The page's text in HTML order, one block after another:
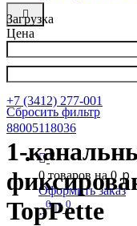
Написать в Телеграм
+7 (3412) 277-001
88005118036
0
0 товаров на0 p
Оформить заказ
0 0
Загрузка
Цена
Сбросить фильтр
1-
TopPette